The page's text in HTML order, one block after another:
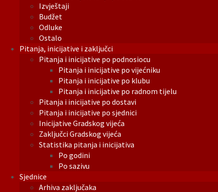
Izvještaji
Budžet
Odluke
Ostalo
Pitanja, inicijative i zaključci
Pitanja i inicijative po podnosiocu
Pitanja i inicijative po vijećniku
Pitanja i inicijative po klubu
Pitanja i inicijative po radnom tijelu
Pitanja i inicijative po dostavi
Pitanja i inicijative po sjednici
Inicijative Gradskog vijeća
Zaključci Gradskog vijeća
Statistika pitanja i inicijativa
Po godini
Po sazivu
Sjednice
Arhiva zaključaka